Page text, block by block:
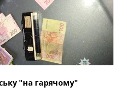
"на гарячому"